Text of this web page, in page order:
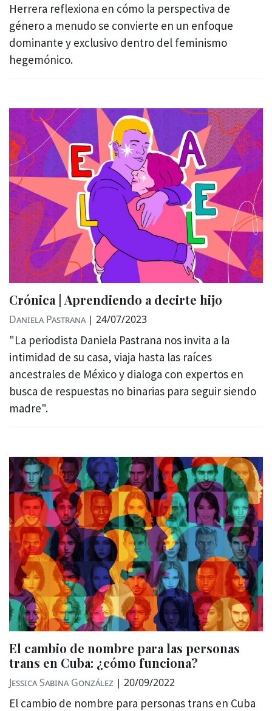
Herrera reflexiona en cómo la perspectiva de
género a menudo se convierte en un enfoque
dominante y exclusivo dentro del feminismo
hegemónico.
Crónica | Aprendiendo a decirte hijo
Daniela Pastrana | 24/07/2023
"La periodista Daniela Pastrana nos invita a la
intimidad de su casa, viaja hasta las raíces
ancestrales de México y dialoga con expertos en
busca de respuestas no binarias para seguir siendo
madre".
El cambio de nombre para las personas
trans en Cuba: ¿cómo funciona?
Jessica Sabina González | 20/09/2022
El cambio de nombre para personas trans en Cuba